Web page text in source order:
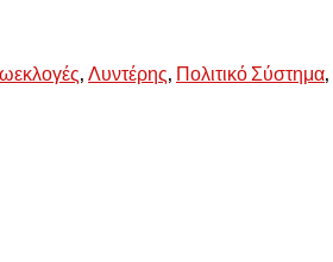
, Λυντέρης, Πολιτικό Σύστημα,